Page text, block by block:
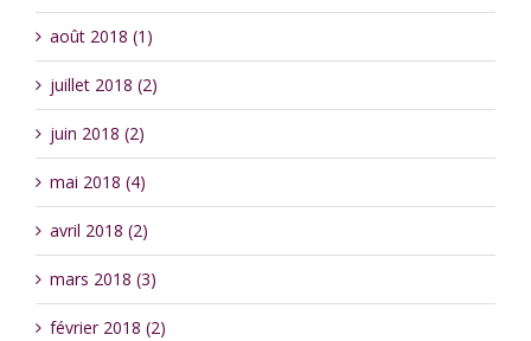
août 2018 (1)
juillet 2018 (2)
juin 2018 (2)
mai 2018 (4)
avril 2018 (2)
mars 2018 (3)
février 2018 (2)